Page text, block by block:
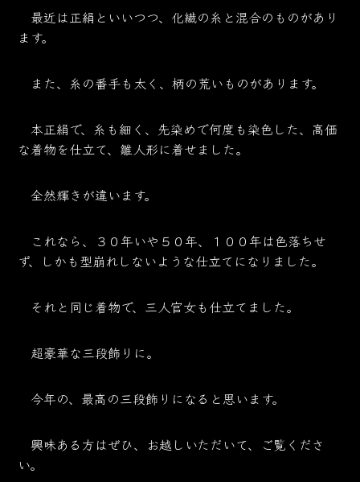
最近は正絹といいつつ、化繊の糸と混合のものがあり
ます。
また、糸の番手も太く、柄の荒いものがあります。
本正絹で、糸も細く、先染めで何度も染色した、高価
な着物を仕立て、雛人形に着せました。
全然輝きが違います。
これなら、３０年いや５０年、１００年は色落ちせ
ず、しかも型崩れしないような仕立てになりました。
それと同じ着物で、三人官女も仕立てました。
超豪華な三段飾りに。
今年の、最高の三段飾りになると思います。
興味ある方はぜひ、お越しいただいて、ご覧くださ
い。